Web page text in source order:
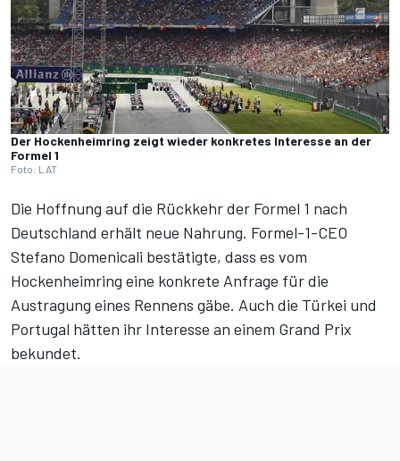
Der Hockenheimring zeigt wieder konkretes Interesse an der
Formel 1
Foto: LAT
Die Hoffnung auf die Rückkehr der Formel 1 nach
Deutschland erhält neue Nahrung. Formel-1-CEO
Stefano Domenicali bestätigte, dass es vom
Hockenheimring eine konkrete Anfrage für die
Austragung eines Rennens gäbe. Auch die Türkei und
Portugal hätten ihr Interesse an einem Grand Prix
bekundet.